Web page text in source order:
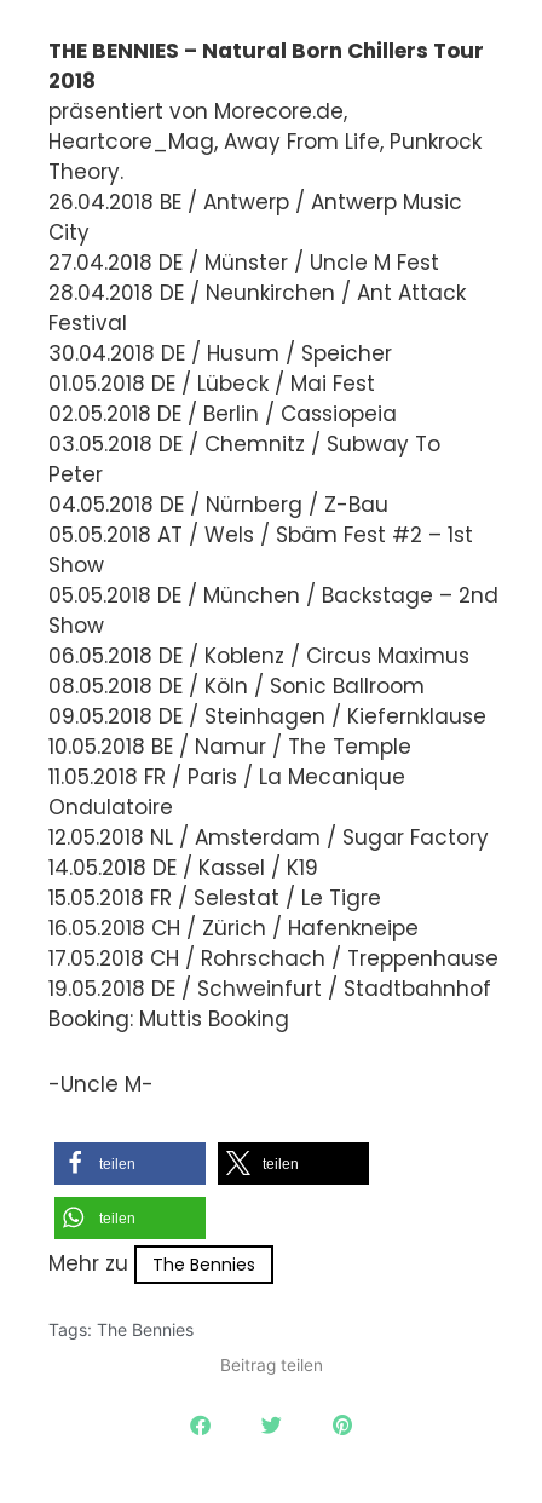
THE BENNIES – Natural Born Chillers Tour
2018
präsentiert von Morecore.de,
Heartcore_Mag, Away From Life, Punkrock
Theory.
26.04.2018 BE / Antwerp / Antwerp Music
City
27.04.2018 DE / Münster / Uncle M Fest
28.04.2018 DE / Neunkirchen / Ant Attack
Festival
30.04.2018 DE / Husum / Speicher
01.05.2018 DE / Lübeck / Mai Fest
02.05.2018 DE / Berlin / Cassiopeia
03.05.2018 DE / Chemnitz / Subway To
Peter
04.05.2018 DE / Nürnberg / Z-Bau
05.05.2018 AT / Wels / Sbäm Fest #2 – 1st
Show
05.05.2018 DE / München / Backstage – 2nd
Show
06.05.2018 DE / Koblenz / Circus Maximus
08.05.2018 DE / Köln / Sonic Ballroom
09.05.2018 DE / Steinhagen / Kiefernklause
10.05.2018 BE / Namur / The Temple
11.05.2018 FR / Paris / La Mecanique
Ondulatoire
12.05.2018 NL / Amsterdam / Sugar Factory
14.05.2018 DE / Kassel / K19
15.05.2018 FR / Selestat / Le Tigre
16.05.2018 CH / Zürich / Hafenkneipe
17.05.2018 CH / Rohrschach / Treppenhause
19.05.2018 DE / Schweinfurt / Stadtbahnhof
Booking: Muttis Booking
-Uncle M-
teilen teilen
teilen
Mehr zu The Bennies
Tags: The Bennies
Beitrag teilen